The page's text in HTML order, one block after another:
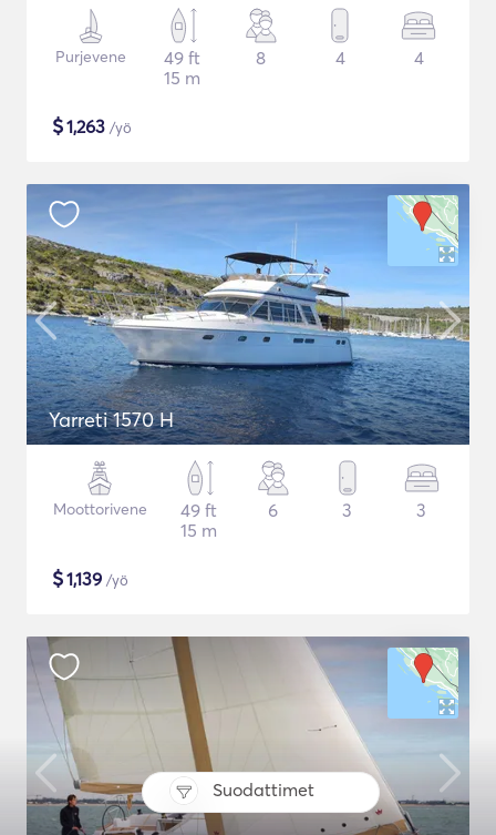
Suodattimet
Purjevene
49 ft
15 m
8 4 4
$1,263 /yö
Yarreti 1570 H
Moottorivene
49 ft
15 m
6 3 3
$1,139 /yö